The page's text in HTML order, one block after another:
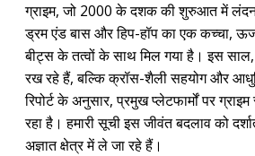
ग्राइम, जो 2000 के दशक की शुरुआत में लंदन
ड्रम एंड बास और हिप-हॉप का एक कच्चा,
बीट्स के तत्वों के साथ मिल गया है। इस
रख रहे हैं, बल्कि क्रॉस-शैली सहयोग और
रिपोर्ट के अनुसार, प्रमुख प्लेटफार्मों पर
रहा है। हमारी सूची इस जीवंत बदलाव को
अज्ञात क्षेत्र में ले जा रहे हैं।